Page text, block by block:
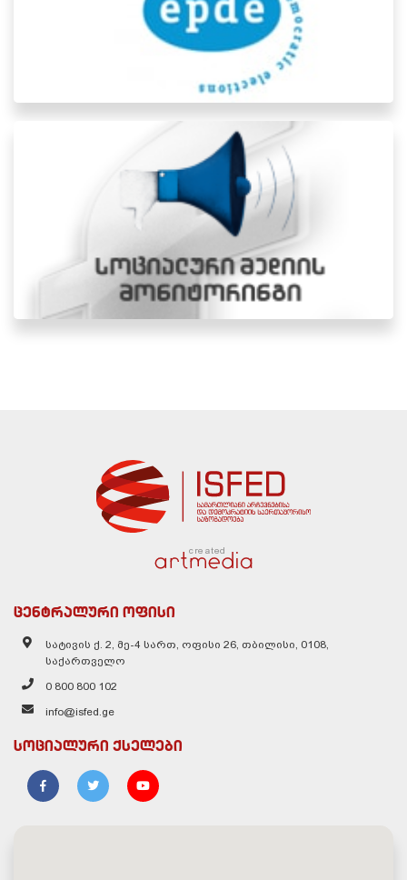
created
ცენტრალური ოფისი
სატივის ქ. 2, მე-4 სართ, ოფისი 26, თბილისი, 0108,
საქართველო
0 800 800 102
info@isfed.ge
სოციალური ქსელები